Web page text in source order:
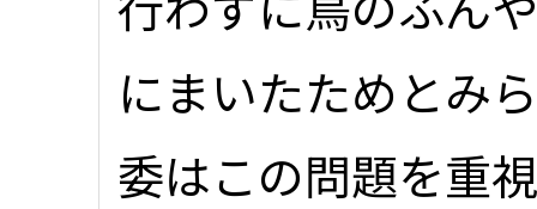
にまいたためとみ
委はこの問題を重